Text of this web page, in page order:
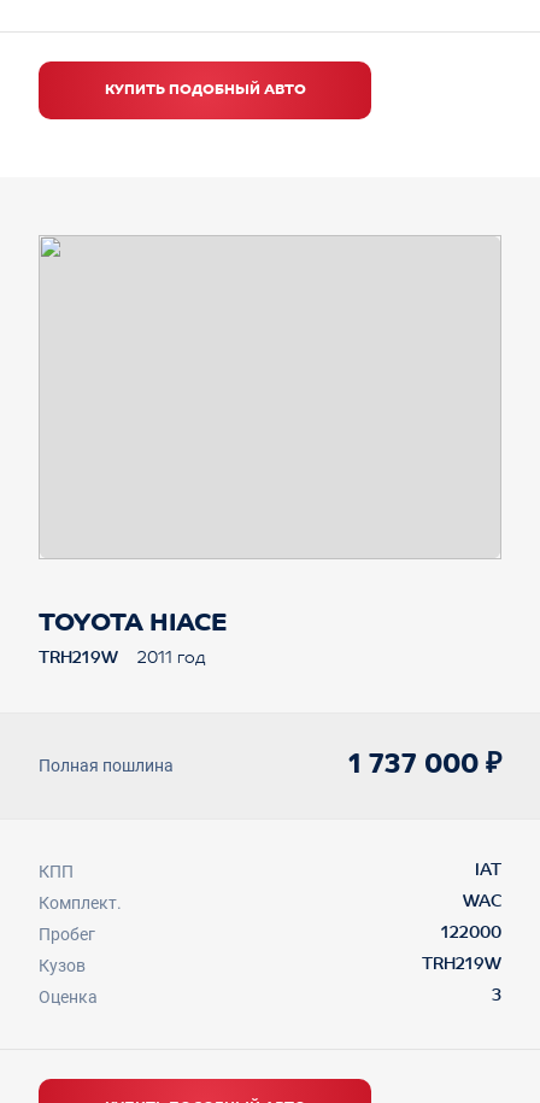
КУПИТЬ ПОДОБНЫЙ АВТО
TOYOTA HIACE
TRH219W 2011 год
Полная пошлина 1 737 000 ₽
КПП IAT
Комплект. WAC
Пробег 122000
Кузов TRH219W
Оценка 3